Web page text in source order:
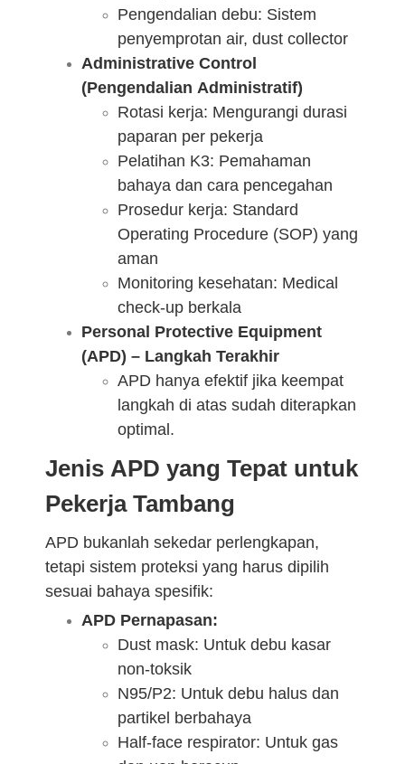
Pengendalian debu: Sistem
penyemprotan air, dust collector
Administrative Control
(Pengendalian Administratif)
Rotasi kerja: Mengurangi durasi
paparan per pekerja
Pelatihan K3: Pemahaman
bahaya dan cara pencegahan
Prosedur kerja: Standard
Operating Procedure (SOP) yang
aman
Monitoring kesehatan: Medical
check-up berkala
Personal Protective Equipment
(APD) – Langkah Terakhir
APD hanya efektif jika keempat
langkah di atas sudah diterapkan
optimal.
Jenis APD yang Tepat untuk
Pekerja Tambang
APD bukanlah sekedar perlengkapan,
tetapi sistem proteksi yang harus dipilih
sesuai bahaya spesifik:
APD Pernapasan:
Dust mask: Untuk debu kasar
non-toksik
N95/P2: Untuk debu halus dan
partikel berbahaya
Half-face respirator: Untuk gas